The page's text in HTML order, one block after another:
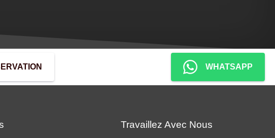
WHATSAPP
Travaillez Avec Nous